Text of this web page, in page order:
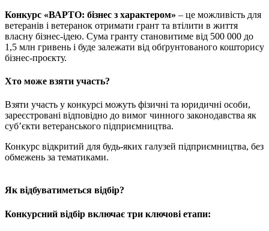
Конкурс «ВАРТО: бізнес з характером» – це можливість для
ветеранів і ветеранок отримати грант та втілити в життя
власну бізнес-ідею. Сума гранту становитиме від 500 000 до
1,5 млн гривень і буде залежати від обґрунтованого кошторису
бізнес-проєкту.
Хто може взяти участь?
Взяти участь у конкурсі можуть фізичні та юридичні особи,
зареєстровані відповідно до вимог чинного законодавства як
суб’єкти ветеранського підприємництва.
Конкурс відкритий для будь-яких галузей підприємництва, без
обмежень за тематиками.
Як відбуватиметься відбір?
Конкурсний відбір включає три ключові етапи: